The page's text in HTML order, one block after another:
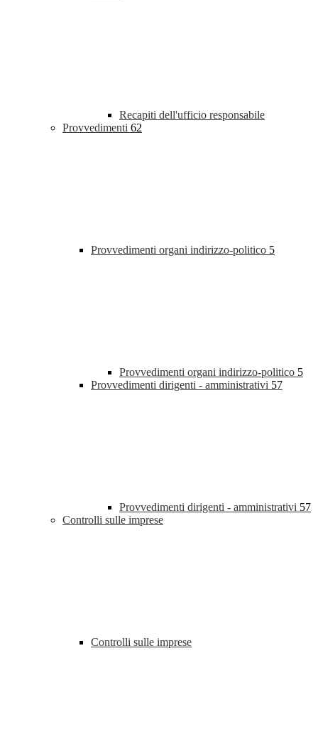
Recapiti dell'ufficio responsabile
Provvedimenti 62
Provvedimenti organi indirizzo-politico 5
Provvedimenti organi indirizzo-politico 5
Provvedimenti dirigenti - amministrativi 57
Provvedimenti dirigenti - amministrativi 57
Controlli sulle imprese
Controlli sulle imprese